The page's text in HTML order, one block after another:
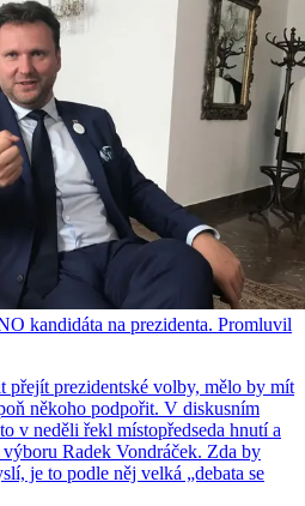
kandidáta na prezidenta. Promluvil
prezidentské volby, mělo by mít
někoho podpořit. V diskusním
v neděli řekl místopředseda hnutí a
Radek Vondráček. Zda by
je to podle něj velká „debata se